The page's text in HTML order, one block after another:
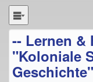
-- Lernen &
"Koloniale
Geschichte"